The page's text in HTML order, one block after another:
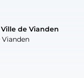
de Vianden
Vianden
de Vianden
Vianden
de Vianden
Vianden
de Vianden
Vianden